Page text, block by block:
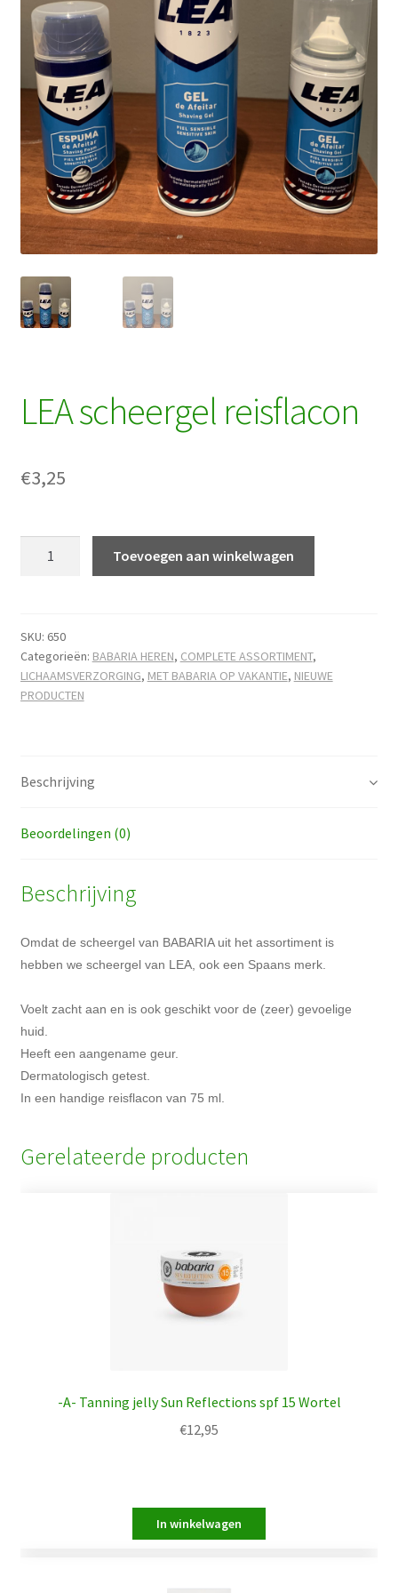
LEA scheergel reisflacon
€3,25
Toevoegen aan winkelwagen
SKU: 650
Categorieën: BABARIA HEREN, COMPLETE ASSORTIMENT,
LICHAAMSVERZORGING, MET BABARIA OP VAKANTIE, NIEUWE
PRODUCTEN
Beschrijving
Beoordelingen (0)
Beschrijving
Omdat de scheergel van BABARIA uit het assortiment is
hebben we scheergel van LEA, ook een Spaans merk.
Voelt zacht aan en is ook geschikt voor de (zeer) gevoelige
huid.
Heeft een aangename geur.
Dermatologisch getest.
In een handige reisflacon van 75 ml.
Gerelateerde producten
-A- Tanning jelly Sun Reflections spf 15 Wortel
€12,95